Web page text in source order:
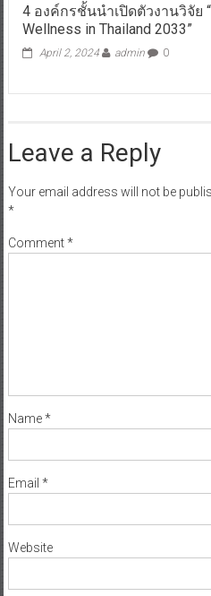
4 องค์กรชั้นนำเปิดตัวงานวิจัย
Wellness in Thailand 2033”
April 2, 2024 admin 0
Leave a Reply
Your email address will not be
*
Comment*
Name*
Email *
Website